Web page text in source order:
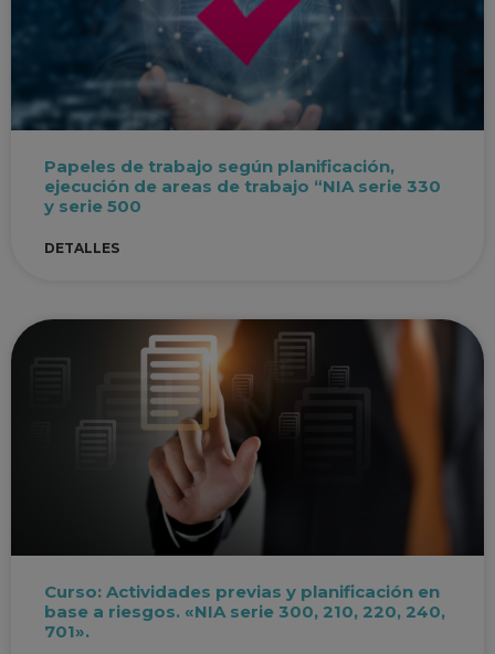
Papeles de trabajo según planificación,
ejecución de areas de trabajo “NIA serie 330
y serie 500
DETALLES
Curso: Actividades previas y planificación en
base a riesgos. «NIA serie 300, 210, 220, 240,
701».